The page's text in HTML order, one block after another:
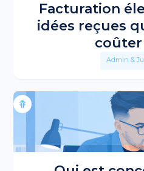
Facturation
idées reçues
Admin &